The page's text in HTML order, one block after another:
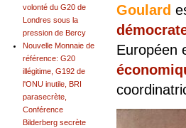
Goulard
Européen
volonté du G20 de
Londres sous la
pression de Bercy
Nouvelle Monnaie de
référence: G20
illégitime, G192 de
l'ONU inutile, BRI
parasecrète,
Conférence
Bilderberg secrète